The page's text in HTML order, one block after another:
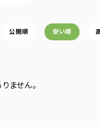
公開順 安い順
ません。